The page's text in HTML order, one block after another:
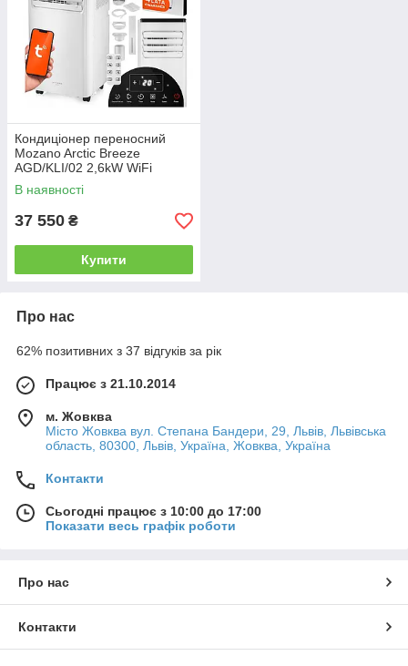
Кондиціонер переносний
Mozano Arctic Breeze
AGD/KLI/02 2,6kW WiFi
В наявності
37 550 ₴
Купити
Про нас
62% позитивних з 37 відгуків за рік
Працює з 21.10.2014
м. Жовква
Місто Жовква вул. Степана Бандери, 29, Львів, Львівська
область, 80300, Львів, Україна, Жовква, Україна
Контакти
Сьогодні працює з 10:00 до 17:00
Показати весь графік роботи
Про нас
Контакти